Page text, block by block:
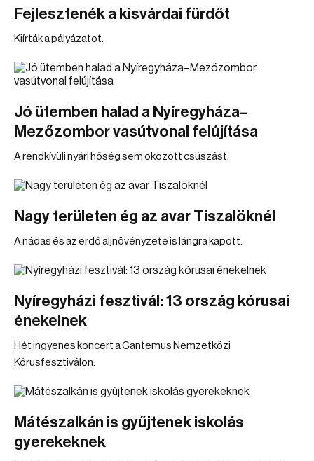
Fejlesztenék a kisvárdai fürdőt
Kiírták a pályázatot.
Jó ütemben halad a Nyíregyháza–
Mezőzombor vasútvonal felújítása
A rendkívüli nyári hőség sem okozott csúszást.
Nagy területen ég az avar Tiszalöknél
A nádas és az erdő aljnövényzete is lángra kapott.
Nyíregyházi fesztivál: 13 ország kórusai
énekelnek
Hét ingyenes koncert a Cantemus Nemzetközi
Kórusfesztiválon.
Mátészalkán is gyűjtenek iskolás
gyerekeknek